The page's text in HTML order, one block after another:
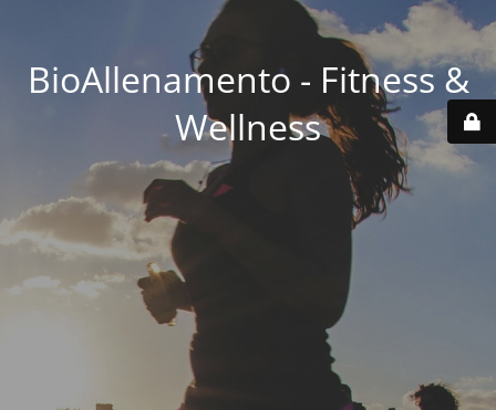
BioAllenamento - Fitness &
Wellness